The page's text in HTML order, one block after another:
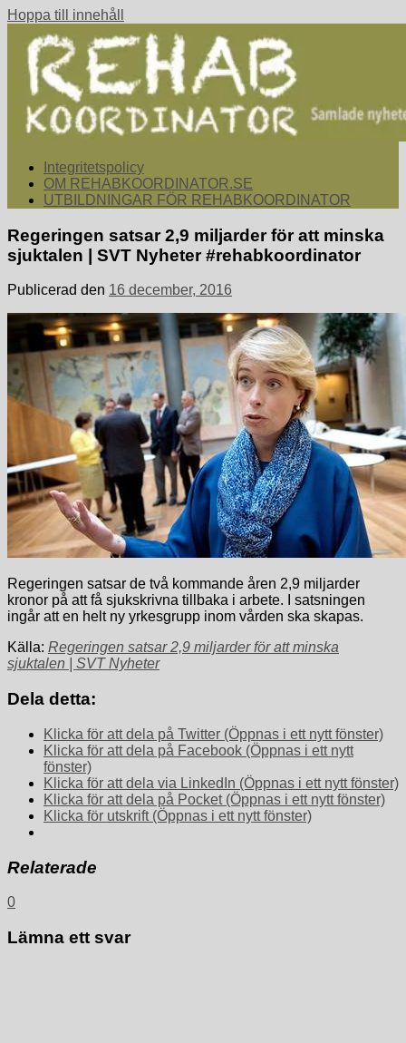
Hoppa till innehåll
rehabkoordinator.se
Samlade nyheter för dig som arbetar med att koordinera och
samordna rehabiliterande åtgärder för återgång i arbete.
Integritetspolicy
OM REHABKOORDINATOR.SE
UTBILDNINGAR FÖR REHABKOORDINATOR
Regeringen satsar 2,9 miljarder för att minska
sjuktalen | SVT Nyheter #rehabkoordinator
Publicerad den 16 december, 2016
Regeringen satsar de två kommande åren 2,9 miljarder
kronor på att få sjukskrivna tillbaka i arbete. I satsningen
ingår att en helt ny yrkesgrupp inom vården ska skapas.
Källa: Regeringen satsar 2,9 miljarder för att minska
sjuktalen | SVT Nyheter
Dela detta:
Klicka för att dela på Twitter (Öppnas i ett nytt fönster)
Klicka för att dela på Facebook (Öppnas i ett nytt
fönster)
Klicka för att dela via LinkedIn (Öppnas i ett nytt fönster)
Klicka för att dela på Pocket (Öppnas i ett nytt fönster)
Klicka för utskrift (Öppnas i ett nytt fönster)
Relaterade
0
Lämna ett svar